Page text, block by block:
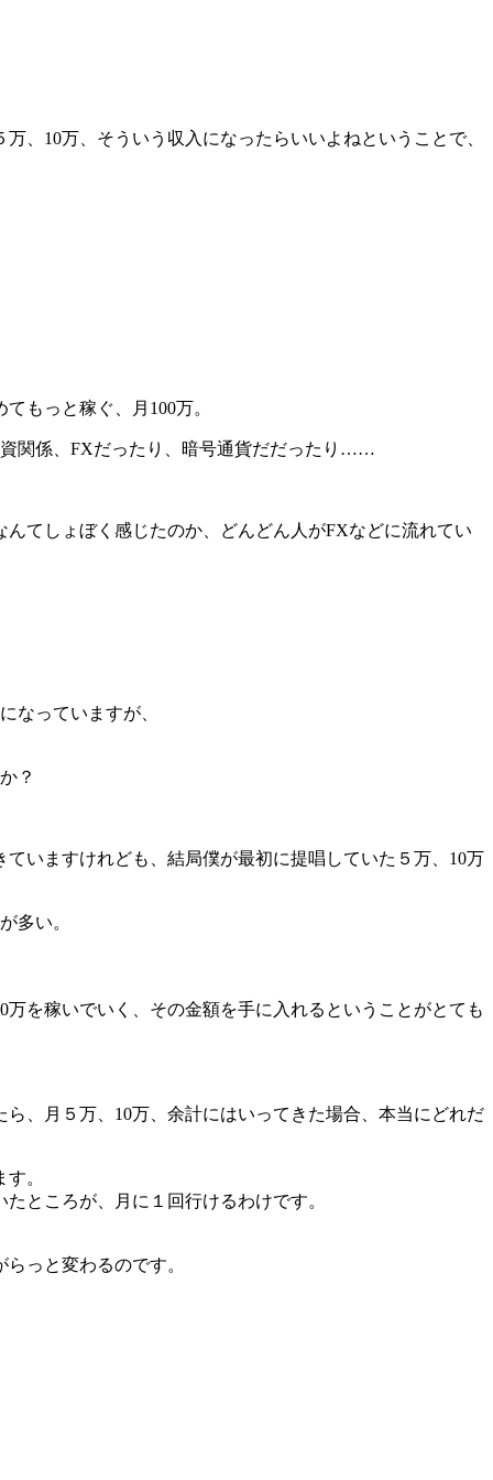
、10万、そういう収入になったらいいよねということで、
もっと稼ぐ、月100万。
資関係、FXだったり、暗号通貨だだったり……
てしょぼく感じたのか、どんどん人がFXなどに流れてい
なっていますが、
？
いますけれども、結局僕が最初に提唱していた５万、10万
多い。
を稼いでいく、その金額を手に入れるということがとても
、月５万、10万、余計にはいってきた場合、本当にどれだ
。
ところが、月に１回行けるわけです。
っと変わるのです。